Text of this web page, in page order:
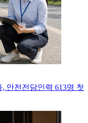
안전전담인력 613명 첫